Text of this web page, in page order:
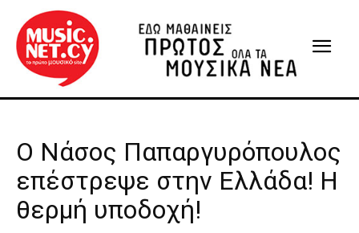
O Νάσος Παπαργυρόπουλος
επέστρεψε στην Ελλάδα! Η
θερμή υποδοχή!